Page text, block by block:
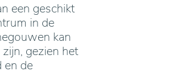
een geschikt
in de
kan
gezien het
en de